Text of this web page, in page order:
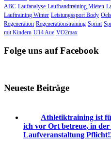
ABC Laufanalyse Laufbandtraining Mieten
Lauftraining Winter Leistungssport Body
Regeneration Regenerationstraining Sprint
mit Kindern U14 Aue VO2max
Folge uns auf Facebook
Neueste Beiträge
Athletiktraining ist
ich vor Ort betreue, in
Laufveranstaltung Pflicht!